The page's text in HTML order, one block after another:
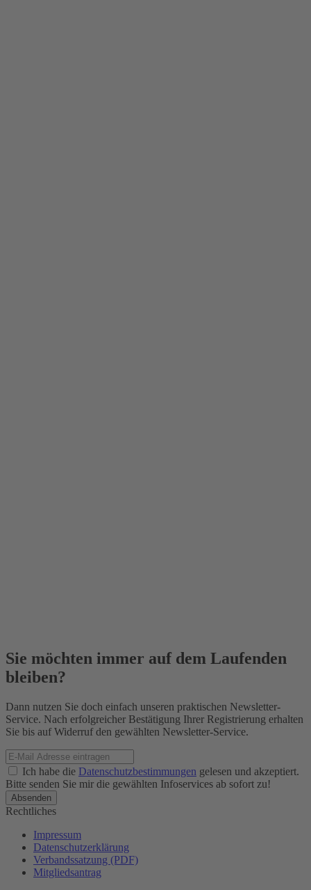
Sie möchten immer auf dem Laufenden
bleiben?
Dann nutzen Sie doch einfach unseren praktischen Newsletter-
Service. Nach erfolgreicher Bestätigung Ihrer Registrierung erhalten
Sie bis auf Widerruf den gewählten Newsletter-Service.
Ich habe die Datenschutzbestimmungen gelesen und akzeptiert.
Bitte senden Sie mir die gewählten Infoservices ab sofort zu!
Rechtliches
Impressum
Datenschutzerklärung
Verbandssatzung (PDF)
Mitgliedsantrag